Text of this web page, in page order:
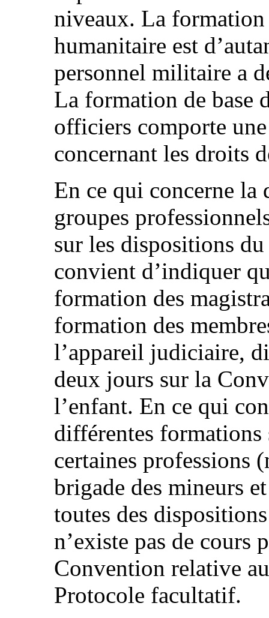
niveaux. La
humanitaire est
personnel militaire a
La formation de base
officiers comporte
concernant les droits
En ce qui concerne la
groupes
sur les dispositions
convient d’indiquer
formation des
formation des
l’appareil judiciaire,
deux jours sur la
l’enfant. En ce qui
différentes formations
certaines professions
brigade des mineurs
toutes des
n’existe pas de cours
Convention relative
Protocole facultatif.